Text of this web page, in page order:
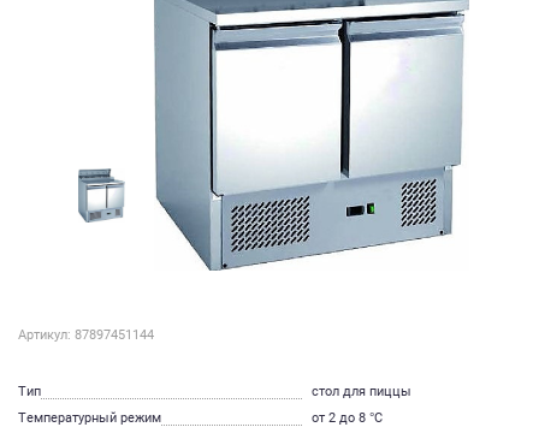
Артикул: 87897451144
Тип
стол для пиццы
Температурный режим
от 2 до 8 °С